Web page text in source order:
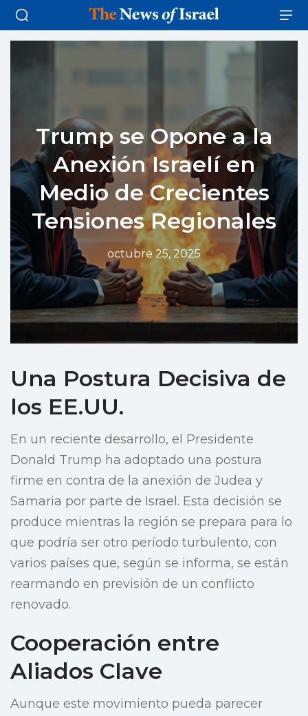
Trump se Opone a la
Anexión Israelí en
Medio de Crecientes
Tensiones Regionales
octubre 25, 2025
Una Postura Decisiva de
los EE.UU.
En un reciente desarrollo, el Presidente
Donald Trump ha adoptado una postura
firme en contra de la anexión de Judea y
Samaria por parte de Israel. Esta decisión se
produce mientras la región se prepara para lo
que podría ser otro período turbulento, con
varios países que, según se informa, se están
rearmando en previsión de un conflicto
renovado.
Cooperación entre
Aliados Clave
Aunque este movimiento pueda parecer